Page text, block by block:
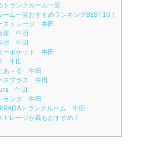
トランクルーム一覧
ム一覧おすすめランキングBEST10！
トレージ 牛田
庫 牛田
ボ 牛田
ポケット 牛田
牛田
あ～る 牛田
スプラス 牛田
牛田
ランク 牛田
トランクルーム 牛田
レージが最もおすすめ！